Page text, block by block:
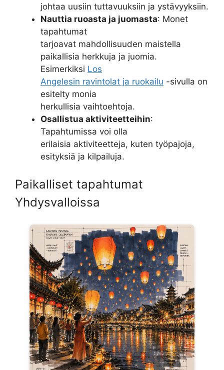
johtaa uusiin tuttavuuksiin ja ystävyyksiin.
Nauttia ruoasta ja juomasta: Monet
tapahtumat
tarjoavat mahdollisuuden maistella
paikallisia herkkuja ja juomia.
Esimerkiksi Los
Angelesin ravintolat ja ruokailu -sivulla on
esitelty monia
herkullisia vaihtoehtoja.
Osallistua aktiviteetteihin:
Tapahtumissa voi olla
erilaisia aktiviteetteja, kuten työpajoja,
esityksiä ja kilpailuja.
Paikalliset tapahtumat
Yhdysvalloissa